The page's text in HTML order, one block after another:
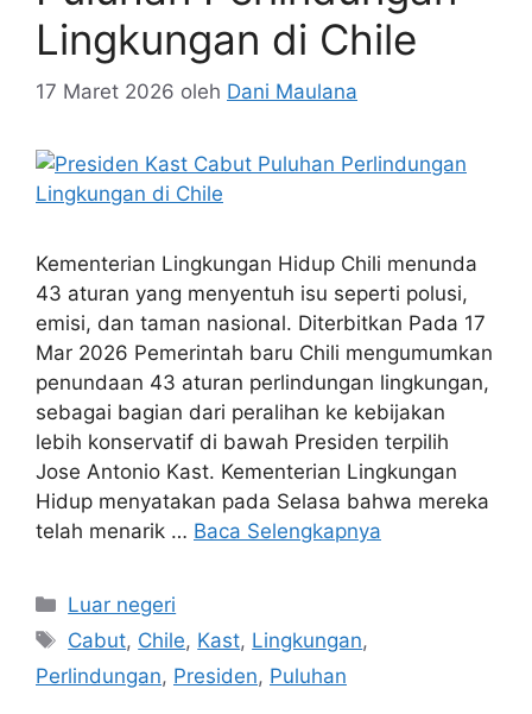
Lingkungan di Chile
17 Maret 2026 oleh Dani Maulana
Kementerian Lingkungan Hidup Chili menunda
43 aturan yang menyentuh isu seperti polusi,
emisi, dan taman nasional. Diterbitkan Pada 17
Mar 2026 Pemerintah baru Chili mengumumkan
penundaan 43 aturan perlindungan lingkungan,
sebagai bagian dari peralihan ke kebijakan
lebih konservatif di bawah Presiden terpilih
Jose Antonio Kast. Kementerian Lingkungan
Hidup menyatakan pada Selasa bahwa mereka
telah menarik … Baca Selengkapnya
Kategori
Luar negeri
Tag
Cabut, Chile, Kast, Lingkungan,
Perlindungan, Presiden, Puluhan